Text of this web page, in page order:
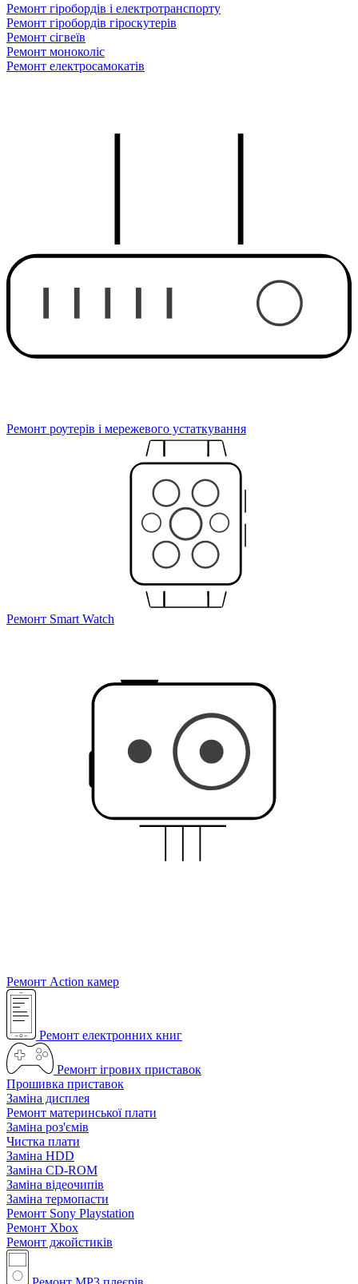
Ремонт гіробордів і електротранспорту
Ремонт гіробордів гіроскутерів
Ремонт сігвеїв
Ремонт моноколіс
Ремонт електросамокатів
Ремонт роутерів і мережевого устаткування
Ремонт Smart Watch
Ремонт Action камер
Ремонт електронних книг
Ремонт ігрових приставок
Прошивка приставок
Заміна дисплея
Ремонт материнської плати
Заміна роз'ємів
Чистка плати
Заміна HDD
Заміна CD-ROM
Заміна відеочипів
Заміна термопасти
Ремонт Sony Playstation
Ремонт Xbox
Ремонт джойстиків